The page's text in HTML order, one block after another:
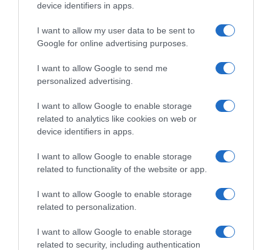
device identifiers in apps.
I want to allow my user data to be sent to
Google for online advertising purposes.
I want to allow Google to send me
personalized advertising.
I want to allow Google to enable storage
related to analytics like cookies on web or
device identifiers in apps.
I want to allow Google to enable storage
related to functionality of the website or app.
I want to allow Google to enable storage
related to personalization.
I want to allow Google to enable storage
related to security, including authentication
ΑΘΛΗΤΙΚΑ
περί… ερωμένης και αποζημίωσή της
από την UEFA
Παραμένει στο "μάτι του κυκλώνα" ο πρόεδρος της FIFA